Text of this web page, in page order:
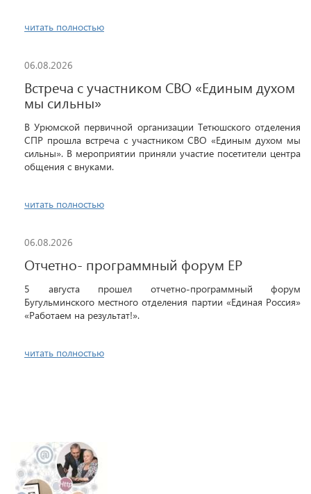
читать полностью
06.08.2026
Встреча с участником СВО «Единым духом
мы сильны»
В Урюмской первичной организации Тетюшского отделения
СПР прошла встреча с участником СВО «Единым духом мы
сильны». В мероприятии приняли участие посетители центра
общения с внуками.
читать полностью
06.08.2026
Отчетно- программный форум ЕР
5 августа прошел отчетно-программный форум
Бугульминского местного отделения партии «Единая Россия»
«Работаем на результат!».
читать полностью